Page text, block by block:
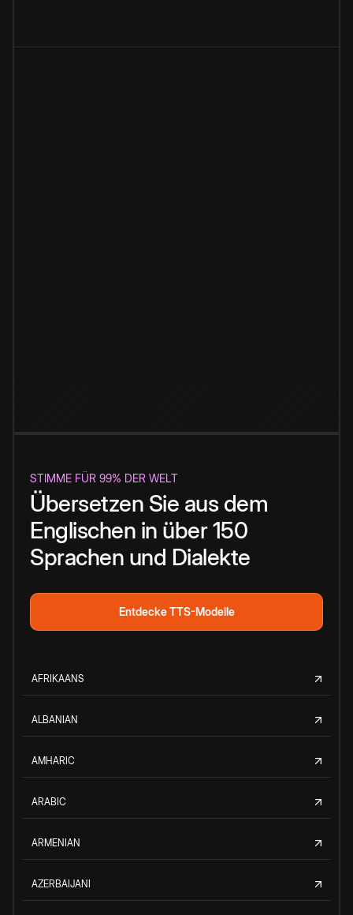
STIMME FÜR 99% DER WELT
Übersetzen Sie aus dem
Englischen in über 150
Sprachen und Dialekte
Entdecke TTS-Modelle
AFRIKAANS
ALBANIAN
AMHARIC
ARABIC
ARMENIAN
AZERBAIJANI